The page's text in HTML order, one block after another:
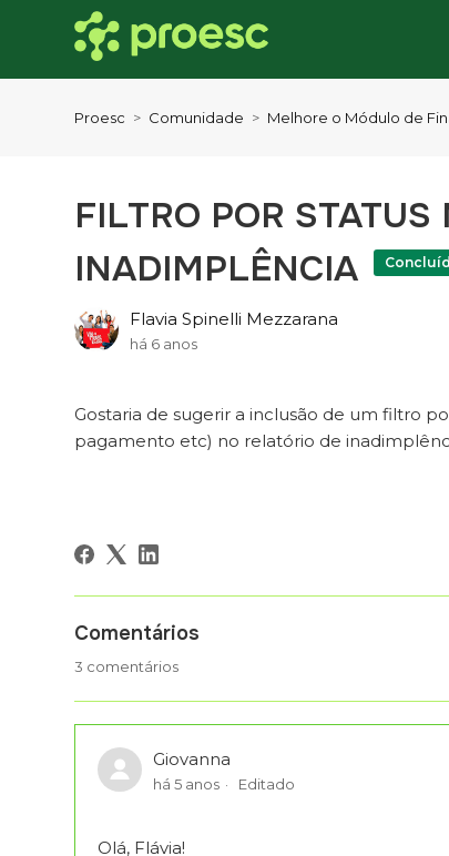
Proesc Comunidade Melhore o Módulo de
FILTRO POR
INADIMPLÊNCIA
Flavia Spinelli Mezzarana
há 6 anos
Gostaria de sugerir a inclusão de um filtro
pagamento etc) no relatório de
Comentários
3 comentários
Giovanna
há 5 anos Editado
Olá, Flávia!